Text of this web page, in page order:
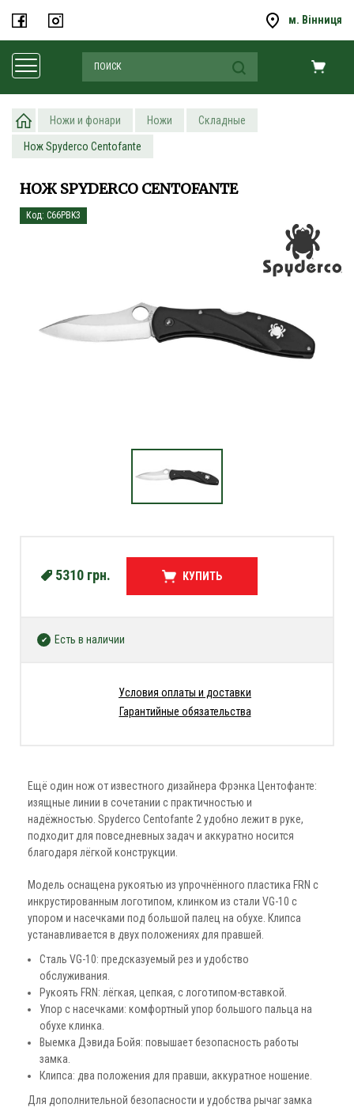
м. Вінниця
Ножи и фонари Ножи Складные
Нож Spyderco Centofante
НОЖ SPYDERCO CENTOFANTE
Код: C66PBK3
Ещё один нож от известного дизайнера Фрэнка Центофанте:
изящные линии в сочетании с практичностью и
надёжностью. Spyderco Centofante 2 удобно лежит в руке,
подходит для повседневных задач и аккуратно носится
благодаря лёгкой конструкции.
Модель оснащена рукоятью из упрочнённого пластика FRN с
инкрустированным логотипом, клинком из стали VG-10 с
упором и насечками под большой палец на обухе. Клипса
устанавливается в двух положениях для правшей.
Сталь VG-10: предсказуемый рез и удобство
обслуживания.
Рукоять FRN: лёгкая, цепкая, с логотипом-вставкой.
Упор с насечками: комфортный упор большого пальца на
обухе клинка.
Выемка Дэвида Бойя: повышает безопасность работы
замка.
Клипса: два положения для правши, аккуратное ношение.
Для дополнительной безопасности и удобства рычаг замка
5310 грн. КУПИТЬ
Есть в наличии
Условия оплаты и доставки
Гарантийные обязательства